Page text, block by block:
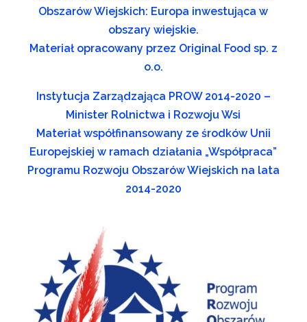
Obszarów Wiejskich: Europa inwestująca w
obszary wiejskie.
Materiał opracowany przez Original Food sp. z
o.o.
Instytucja Zarządzająca PROW 2014-2020 –
Minister Rolnictwa i Rozwoju Wsi
Materiał współfinansowany ze środków Unii
Europejskiej w ramach działania „Współpraca”
Programu Rozwoju Obszarów Wiejskich na lata
2014-2020